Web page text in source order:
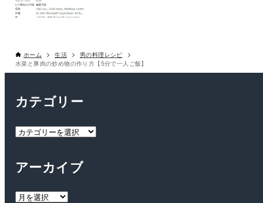
ホーム 生活
男の料理レシピ
水菜と豚肉の炒め物の作り方【5分で一人ご飯】
カテゴリー
カ
リ
アーカイブ
ア